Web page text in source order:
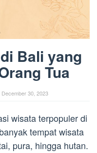
Bali yang
Tua
December 30, 2023
wisata terpopuler di
tempat wisata
pura, hingga hutan.